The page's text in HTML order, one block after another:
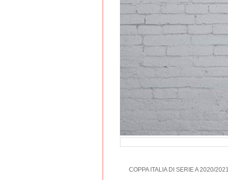
COPPA ITALIA DI SERIE A 2020/2021